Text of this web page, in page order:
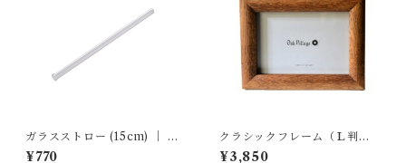
ガラスストロー (15cm) ｜ 廣
田硝子
¥770
クラシックフレーム（Ｌ判）
｜ オークヴィレッジ
¥3,850